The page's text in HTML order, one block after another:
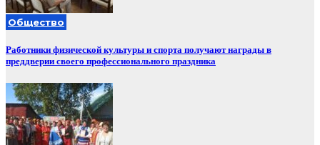
Общество
Работники физической культуры и спорта получают награды в
преддверии своего профессионального праздника